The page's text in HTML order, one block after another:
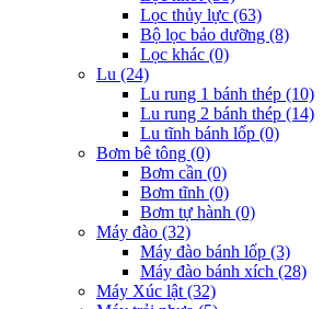
Lọc thủy lực (63)
Bộ lọc bảo dưỡng (8)
Lọc khác (0)
Lu (24)
Lu rung 1 bánh thép (10)
Lu rung 2 bánh thép (14)
Lu tĩnh bánh lốp (0)
Bơm bê tông (0)
Bơm cần (0)
Bơm tĩnh (0)
Bơm tự hành (0)
Máy đào (32)
Máy đào bánh lốp (3)
Máy đào bánh xích (28)
Máy Xúc lật (32)